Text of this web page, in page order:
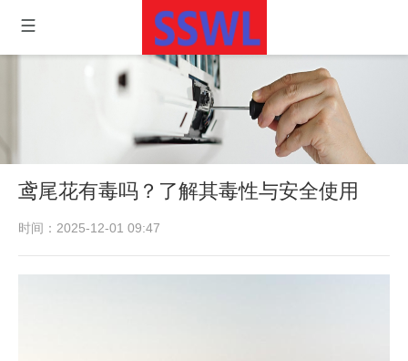
鸢尾花有毒吗？了解其毒性与安全使用
时间：2025-12-01 09:47